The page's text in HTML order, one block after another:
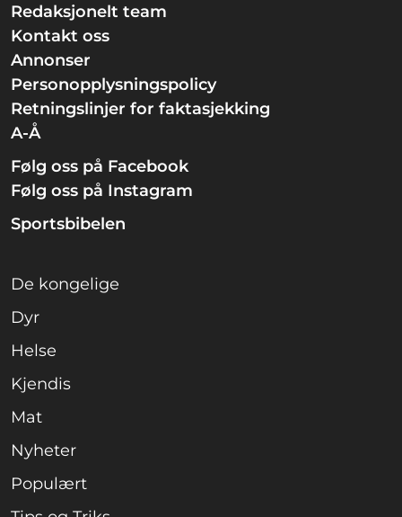
Redaksjonelt team
Kontakt oss
Annonser
Personopplysningspolicy
Retningslinjer for faktasjekking
A-Å
Følg oss på Facebook
Følg oss på Instagram
Sportsbibelen
De kongelige
Dyr
Helse
Kjendis
Mat
Nyheter
Populært